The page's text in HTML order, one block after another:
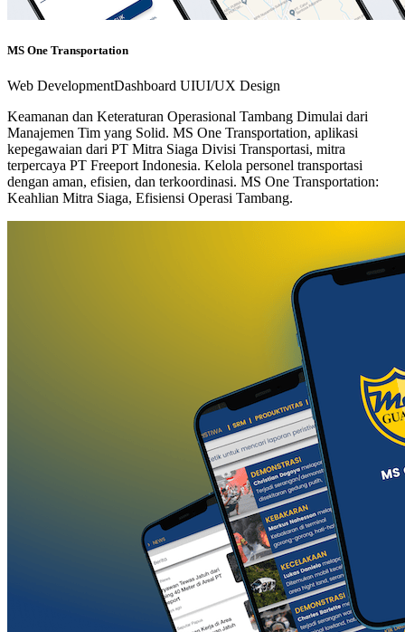
MS One Transportation
Web DevelopmentDashboard UIUI/UX Design
Keamanan dan Keteraturan Operasional Tambang Dimulai dari
Manajemen Tim yang Solid. MS One Transportation, aplikasi
kepegawaian dari PT Mitra Siaga Divisi Transportasi, mitra
terpercaya PT Freeport Indonesia. Kelola personel transportasi
dengan aman, efisien, dan terkoordinasi. MS One Transportation:
Keahlian Mitra Siaga, Efisiensi Operasi Tambang.